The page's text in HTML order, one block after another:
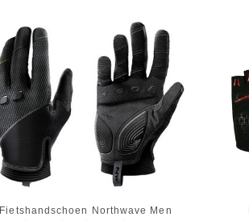
Fietshandschoen Northwave Men